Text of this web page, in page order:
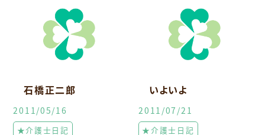
石橋正二郎
2011/05/16
★介護士日記
いよいよ
2011/07/21
★介護士日記